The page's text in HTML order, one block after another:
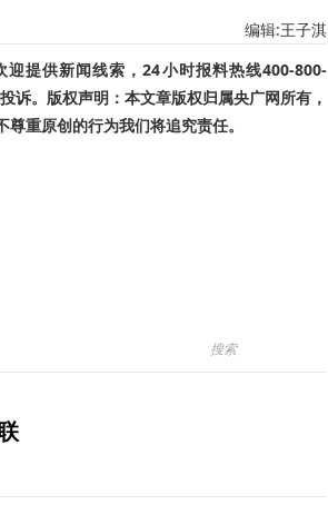
编辑:王子淇
提供新闻线索，24小时报料热线400-800-
诉。版权声明：本文章版权归属央广网所有，
重原创的行为我们将追究责任。